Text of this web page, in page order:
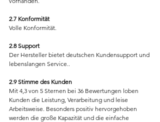
2.7 Konformität
Volle Konformität.
2.8 Support
Der Hersteller bietet deutschen Kundensupport und
lebenslangen Service..
2.9 Stimme des Kunden
Mit 4,3 von 5 Sternen bei 36 Bewertungen loben
Kunden die Leistung, Verarbeitung und leise
Arbeitsweise. Besonders positiv hervorgehoben
werden die große Kapazität und die einfache